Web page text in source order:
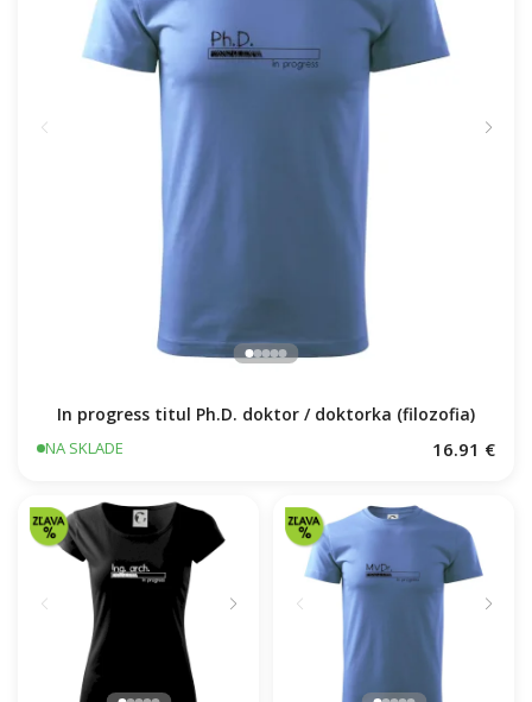
In progress titul Ph.D. doktor / doktorka (filozofia)
NA SKLADE 16.91 €